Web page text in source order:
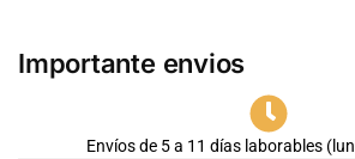
Importante envios
Envíos de 5 a 11 días laborables